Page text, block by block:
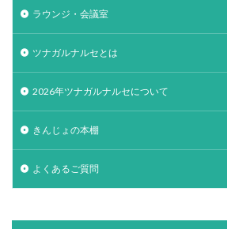
ラウンジ・会議室
ツナガルナルセとは
2026年ツナガルナルセについて
きんじょの本棚
よくあるご質問